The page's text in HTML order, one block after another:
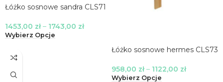
Łóżko sosnowe sandra CLS71
1453,00 zł– 1743,00 zł
Wybierz Opcje
Łóżko sosnowe hermes CLS73
958,00 zł– 1122,00 zł
Wybierz Opcje